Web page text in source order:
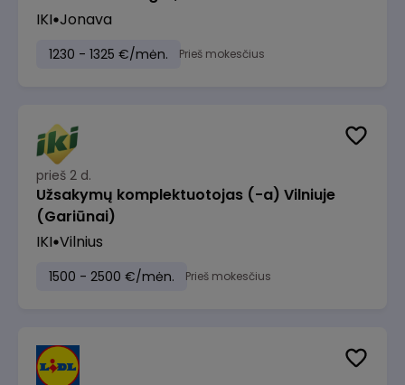
IKI Jonava
1230 - 1325 €/mėn. Prieš mokesčius
prieš 2 d.
Užsakymų komplektuotojas (-a) Vilniuje
(Gariūnai)
IKI Vilnius
1500 - 2500 €/mėn. Prieš mokesčius